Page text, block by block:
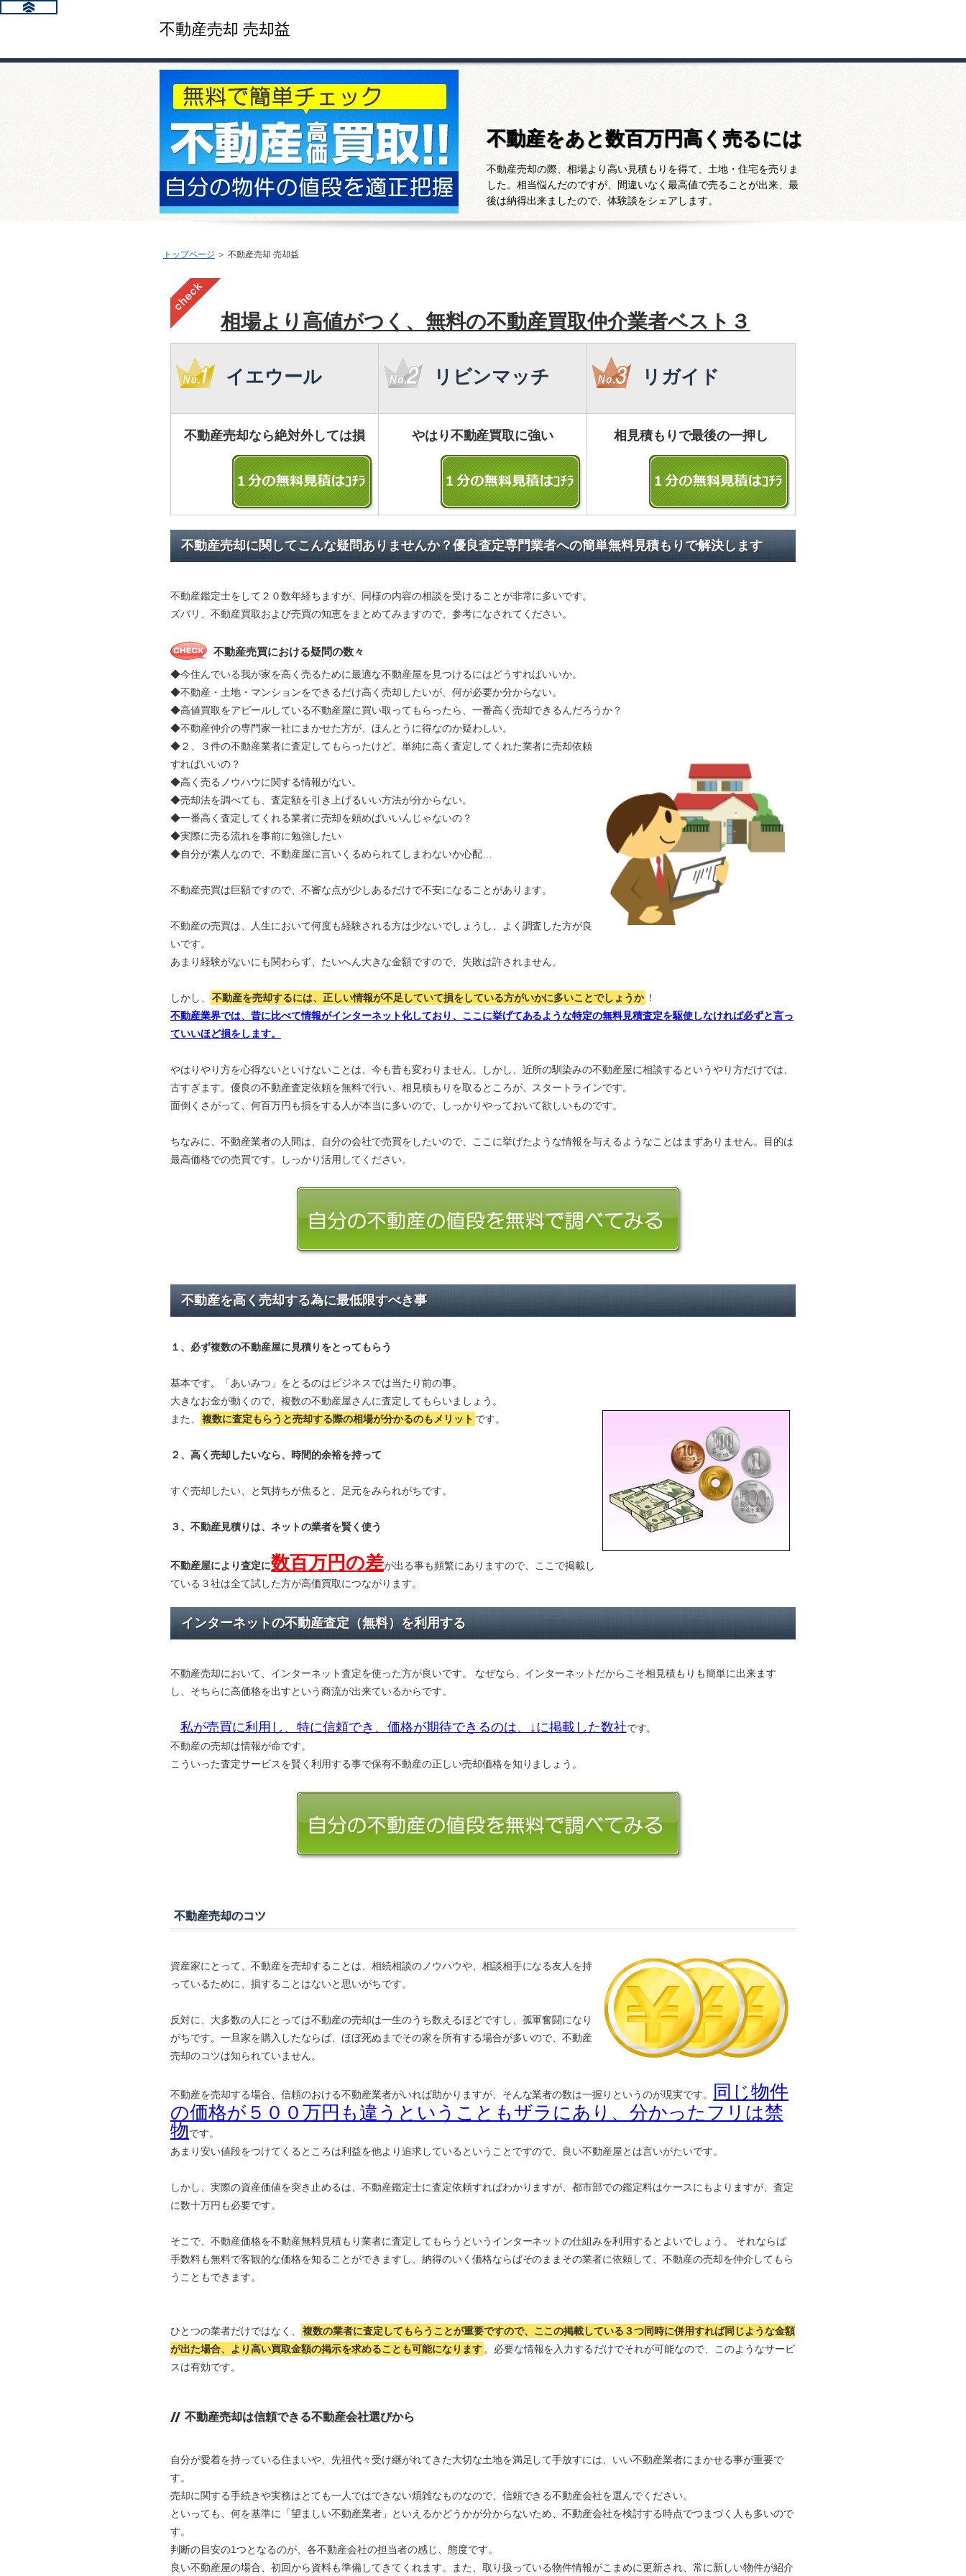
不動産売却 売却益
不動産をあと数百万円高く売るには
不動産売却の際、相場より高い見積もりを得て、土地・住宅を売りま
した。相当悩んだのですが、間違いなく最高値で売ることが出来、最
後は納得出来ましたので、体験談をシェアします。
トップページ ＞ 不動産売却 売却益
相場より高値がつく、無料の不動産買取仲介業者ベスト３
イエウール リビンマッチ リガイド
不動産売却なら絶対外しては損 やはり不動産買取に強い 相見積もりで最後の一押し
不動産売却に関してこんな疑問ありませんか？優良査定専門業者への簡単無料見積もりで解決します
不動産鑑定士をして２０数年経ちますが、同様の内容の相談を受けることが非常に多いです。
ズバリ、不動産買取および売買の知恵をまとめてみますので、参考になされてください。
不動産売買における疑問の数々
◆今住んでいる我が家を高く売るために最適な不動産屋を見つけるにはどうすればいいか。
◆不動産・土地・マンションをできるだけ高く売却したいが、何が必要か分からない。
◆高値買取をアピールしている不動産屋に買い取ってもらったら、一番高く売却できるんだろうか？
◆不動産仲介の専門家一社にまかせた方が、ほんとうに得なのか疑わしい。
◆２、３件の不動産業者に査定してもらったけど、単純に高く査定してくれた業者に売却依頼
すればいいの？
◆高く売るノウハウに関する情報がない。
◆売却法を調べても、査定額を引き上げるいい方法が分からない。
◆一番高く査定してくれる業者に売却を頼めばいいんじゃないの？
◆実際に売る流れを事前に勉強したい
◆自分が素人なので、不動産屋に言いくるめられてしまわないか心配…
不動産売買は巨額ですので、不審な点が少しあるだけで不安になることがあります。
不動産の売買は、人生において何度も経験される方は少ないでしょうし、よく調査した方が良
いです。
あまり経験がないにも関わらず、たいへん大きな金額ですので、失敗は許されません。
しかし、 不動産を売却するには、正しい情報が不足していて損をしている方がいかに多いことでしょうか ！
不動産業界では、昔に比べて情報がインターネット化しており、ここに挙げてあるような特定の無料見積査定を駆使しなければ必ずと言っ
ていいほど損をします。
やはりやり方を心得ないといけないことは、今も昔も変わりません。しかし、近所の馴染みの不動産屋に相談するというやり方だけでは、
古すぎます。優良の不動産査定依頼を無料で行い、相見積もりを取るところが、スタートラインです。
面倒くさがって、何百万円も損をする人が本当に多いので、しっかりやっておいて欲しいものです。
ちなみに、不動産業者の人間は、自分の会社で売買をしたいので、ここに挙げたような情報を与えるようなことはまずありません。目的は
最高価格での売買です。しっかり活用してください。
不動産を高く売却する為に最低限すべき事
１、必ず複数の不動産屋に見積り をとってもらう
基本です。「あいみつ」をとるのはビジネスでは当たり前の事。
大きなお金が動くので、複数の不動産屋さんに査定してもらいましょう。
また、
複数に査定もらうと売却する際の相場が分かるのもメリット です。
２、高く売却したいなら、時間的余裕を持って
すぐ売却したい、と気持ちが焦ると、足元をみられがちです。
３、不動産見積りは、ネットの業者を賢く使う
不動産屋により査定に数百万円の差が出る事も頻繁にありますので、ここで掲載し
ている３社は全て試した方が高価買取につながります。
インターネットの不動産査定（無料）を利用する
不動産売却において、インターネット査定を使った方が良いです。 なぜなら、インターネットだからこそ相見積もりも簡単に出来ます
し、そちらに高価格を出すという商流が出来ているからです。
私が売買に利用し、特に信頼でき、価格が期待できるのは、↓に掲載した数社です。
不動産の売却は情報が命です。
こういった査定サービスを賢く利用する事で保有不動産の正しい売却価格を知りましょう。
不動産売却のコツ
資産家にとって、不動産を売却することは、相続相談のノウハウや、相談相手になる友人を持
っているために、損することはないと思いがちです。
反対に、大多数の人にとっては不動産の売却は一生のうち数えるほどですし、孤軍奮闘になり
がちです。一旦家を購入したならば、ほぼ死ぬまでその家を所有する場合が多いので、不動産
売却のコツは知られていません。
不動産を売却する場合、信頼のおける不動産業者がいれば助かりますが、そんな業者の数は一握りというのが現実です。
同じ物件
の価格が５００万円も違うということもザラにあり、分かったフリは禁
物です。
あまり安い値段をつけてくるところは利益を他より追求しているということですので、良い不動産屋とは言いがたいです。
しかし、実際の資産価値を突き止めるは、不動産鑑定士に査定依頼すればわかりますが、都市部での鑑定料はケースにもよりますが、査定
に数十万円も必要です。
そこで、不動産価格を不動産無料見積もり業者に査定してもらうというインターネットの仕組みを利用するとよいでしょう。 それならば
手数料も無料で客観的な価格を知ることができますし、納得のいく価格ならばそのままその業者に依頼して、不動産の売却を仲介してもら
うこともできます。
ひとつの業者だけではなく、
複数の業者に査定してもらうことが重要ですので、ここの掲載している３つ同時に併用すれば同じような金額
が出た場合、より高い買取金額の掲示を求めることも可能になります 。必要な情報を入力するだけでそれが可能なので、このようなサービ
スは有効です。
不動産売却は信頼できる不動産会社選びから
自分が愛着を持っている住まいや、先祖代々受け継がれてきた大切な土地を満足して手放すには、いい不動産業者にまかせる事が重要で
す。
売却に関する手続きや実務はとても一人ではできない煩雑なものなので、信頼できる不動産会社を選んでください。
といっても、何を基準に「望ましい不動産業者」といえるかどうかが分からないため、不動産会社を検討する時点でつまづく人も多いので
す。
判断の目安の1つとなるのが、各不動産会社の担当者の感じ、態度です。
良い不動産屋の場合、初回から資料も準備してきてくれます。また、取り扱っている物件情報がこまめに更新され、常に新しい物件が紹介